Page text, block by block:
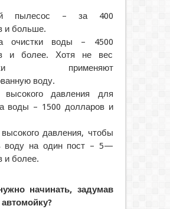
пылесос – за 400
и больше.
очистки воды – 4500
и более. Хотя не вес
применяют
воду.
давления для
воды – 1500 долларов и
давления, чтобы
воду на один пост – 5—
и более.
начинать, задумав